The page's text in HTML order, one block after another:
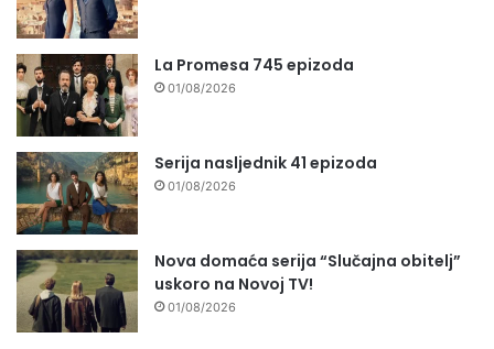
La Promesa 745 epizoda
01/08/2026
Serija nasljednik 41 epizoda
01/08/2026
Nova domaća serija “Slučajna obitelj”
uskoro na Novoj TV!
01/08/2026